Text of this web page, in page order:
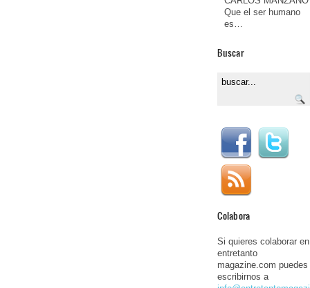
Que el ser humano
es…
Buscar
Colabora
Si quieres colaborar en
entretanto
magazine.com puedes
escribirnos a